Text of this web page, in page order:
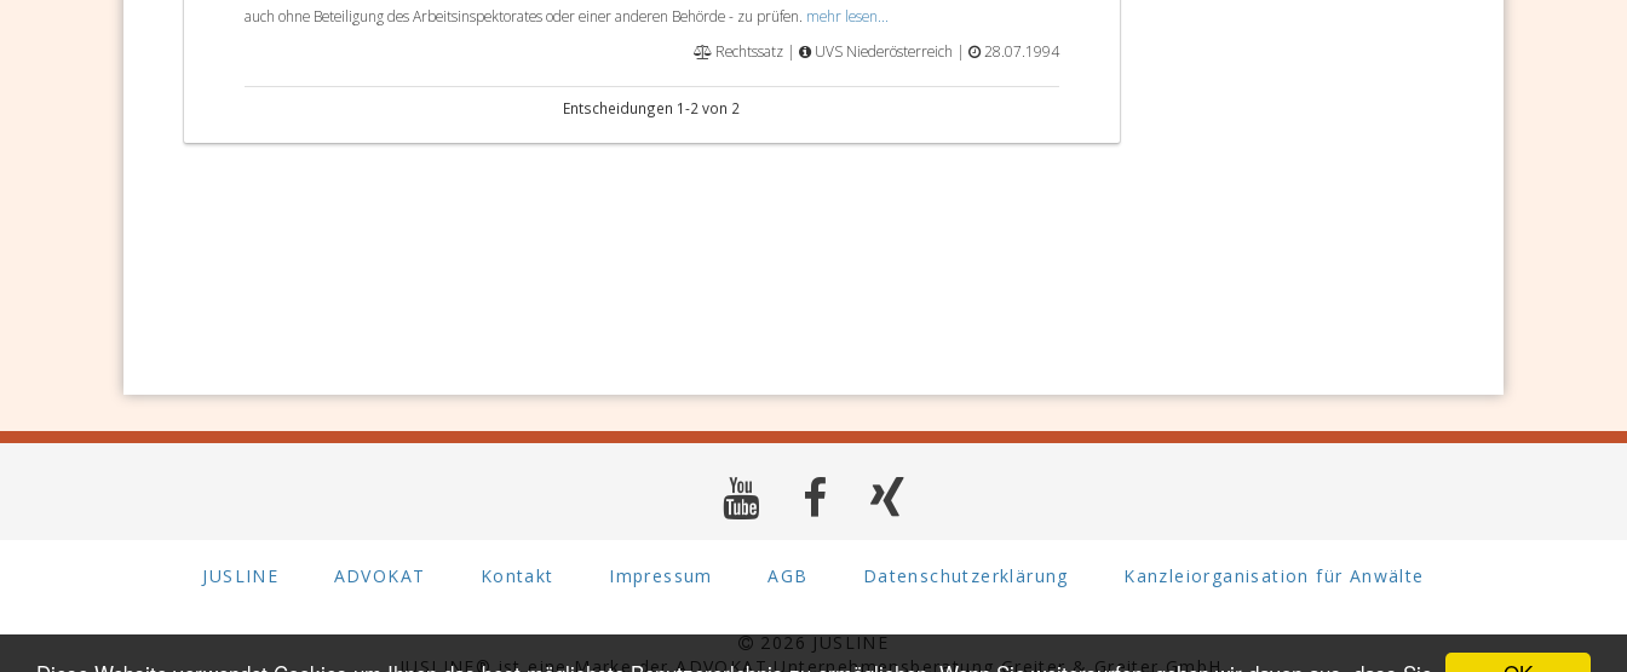
auch ohne Beteiligung des Arbeitsinspektorates oder einer anderen Behörde - zu prüfen. mehr lesen...
Rechtssatz |
UVS Niederösterreich | 28.07.1994
Entscheidungen 1-2 von 2
JUSLINE ADVOKAT Kontakt Impressum AGB Datenschutzerklärung Kanzleiorganisation für Anwälte
2026 JUSLINE
JUSLINE® ist eine Marke der ADVOKAT Unternehmensberatung Greiter & Greiter GmbH.